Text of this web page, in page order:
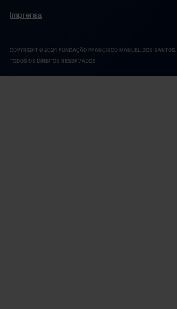
Imprensa
COPYRIGHT © 2024 FUNDAÇÃO FRANCISCO MANUEL DOS SANTOS.
TODOS OS DIREITOS RESERVADOS